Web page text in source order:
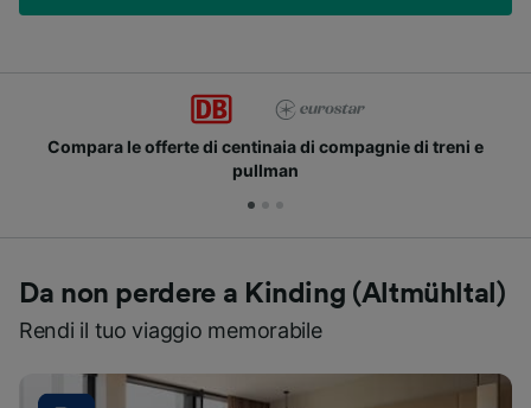
di centinaia di compagnie di treni e
Unisciti ai
Da non perdere a Kinding (Altmühltal)
Rendi il tuo viaggio memorabile